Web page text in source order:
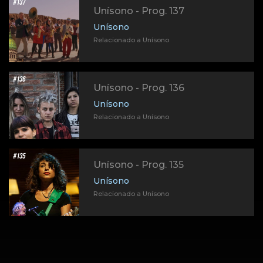
Unísono - Prog. 137
Unísono
Relacionado a Unísono
Unísono - Prog. 136
Unísono
Relacionado a Unísono
Unísono - Prog. 135
Unísono
Relacionado a Unísono